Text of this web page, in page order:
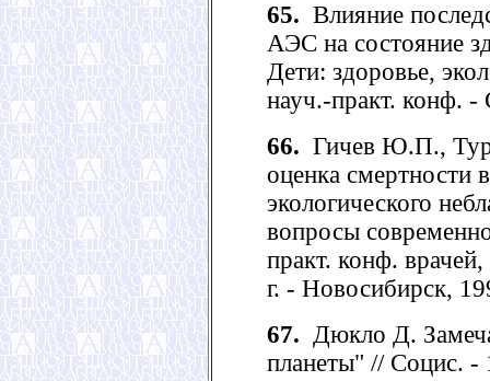
65. Влияние
АЭС на состояние
Дети: здоровье,
науч.-практ. конф.
66. Гичев Ю.П.,
оценка смертности
экологического
вопросы
практ. конф.
г. - Новосибирск,
67. Дюкло Д.
планеты" // Социс.